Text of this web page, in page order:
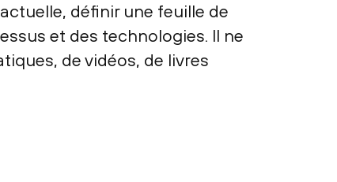
définir une feuille de
et des technologies. Il ne
de vidéos, de livres